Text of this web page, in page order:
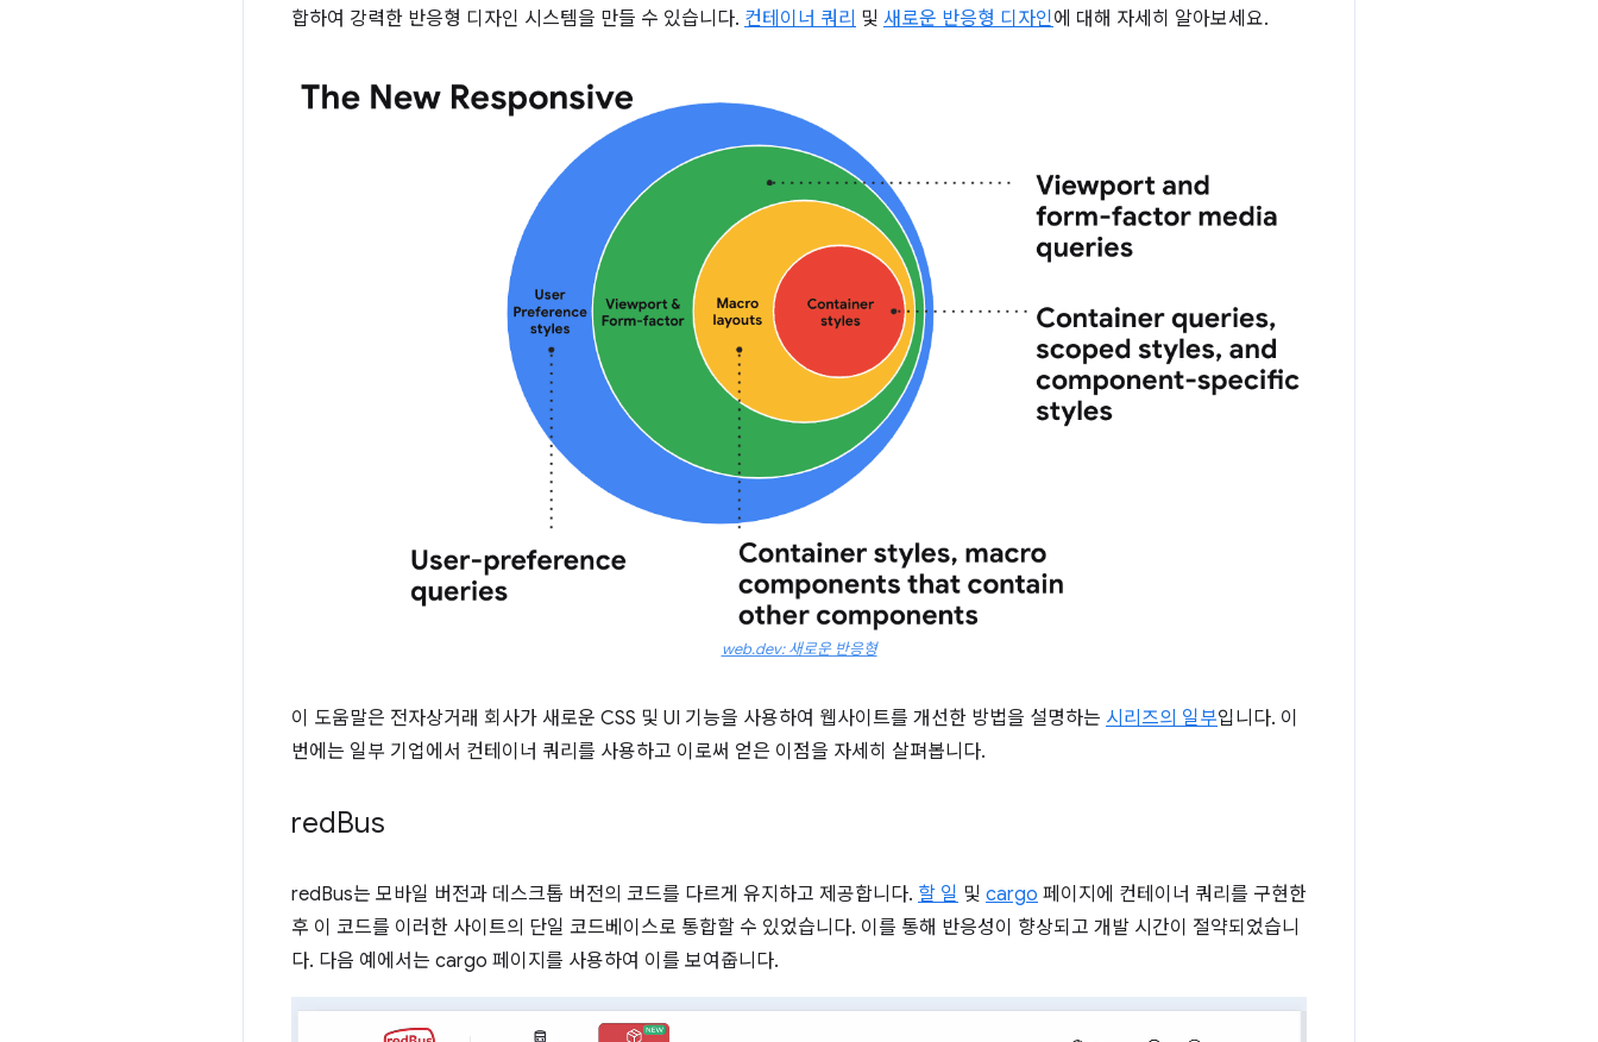
합하여 강력한 반응형 디자인 시스템을 만들 수 있습니다. 컨테이너 쿼리 및 새로운 반응형 디자인에 대해 자세히 알아보세요.
web.dev: 새로운 반응형
이 도움말은 전자상거래 회사가 새로운 CSS 및 UI 기능을 사용하여 웹사이트를 개선한 방법을 설명하는 시리즈의 일부입니다. 이
번에는 일부 기업에서 컨테이너 쿼리를 사용하고 이로써 얻은 이점을 자세히 살펴봅니다.
redBus
redBus는 모바일 버전과 데스크톱 버전의 코드를 다르게 유지하고 제공합니다. 할 일 및 cargo 페이지에 컨테이너 쿼리를 구현한
후 이 코드를 이러한 사이트의 단일 코드베이스로 통합할 수 있었습니다. 이를 통해 반응성이 향상되고 개발 시간이 절약되었습니
다. 다음 예에서는 cargo 페이지를 사용하여 이를 보여줍니다.